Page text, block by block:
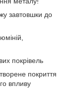
завтовшки до
покрівель
покриття
впливу